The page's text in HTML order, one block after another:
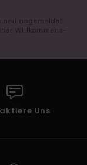
angemeldet
Willkommens-
Uns